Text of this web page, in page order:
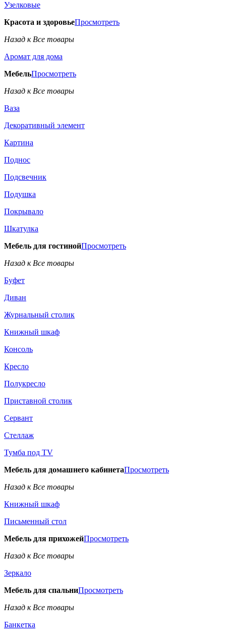
Узелковые
Красота и здоровьеПросмотреть
Назад к Все товары
Аромат для дома
МебельПросмотреть
Назад к Все товары
Ваза
Декоративный элемент
Картина
Поднос
Подсвечник
Подушка
Покрывало
Шкатулка
Мебель для гостинойПросмотреть
Назад к Все товары
Буфет
Диван
Журнальный столик
Книжный шкаф
Консоль
Кресло
Полукресло
Приставной столик
Сервант
Стеллаж
Тумба под TV
Мебель для домашнего кабинетаПросмотреть
Назад к Все товары
Книжный шкаф
Письменный стол
Мебель для прихожейПросмотреть
Назад к Все товары
Зеркало
Мебель для спальниПросмотреть
Назад к Все товары
Банкетка